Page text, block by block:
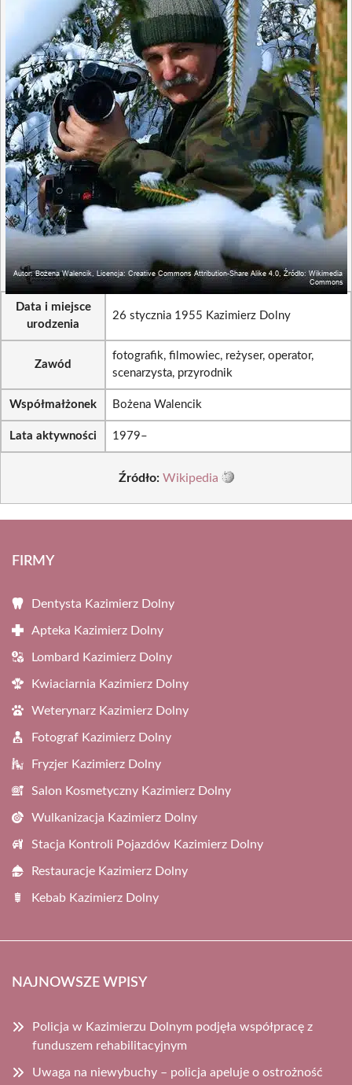
Data i miejsce
urodzenia
26 stycznia 1955 Kazimierz Dolny
Zawód
fotografik, filmowiec, reżyser, operator,
scenarzysta, przyrodnik
Współmałżonek Bożena Walencik
Lata aktywności 1979–
Źródło: Wikipedia
FIRMY
Dentysta Kazimierz Dolny
Apteka Kazimierz Dolny
Lombard Kazimierz Dolny
Kwiaciarnia Kazimierz Dolny
Weterynarz Kazimierz Dolny
Fotograf Kazimierz Dolny
Fryzjer Kazimierz Dolny
Salon Kosmetyczny Kazimierz Dolny
Wulkanizacja Kazimierz Dolny
Stacja Kontroli Pojazdów Kazimierz Dolny
Restauracje Kazimierz Dolny
Kebab Kazimierz Dolny
NAJNOWSZE WPISY
Policja w Kazimierzu Dolnym podjęła współpracę z
funduszem rehabilitacyjnym
Uwaga na niewybuchy – policja apeluje o ostrożność